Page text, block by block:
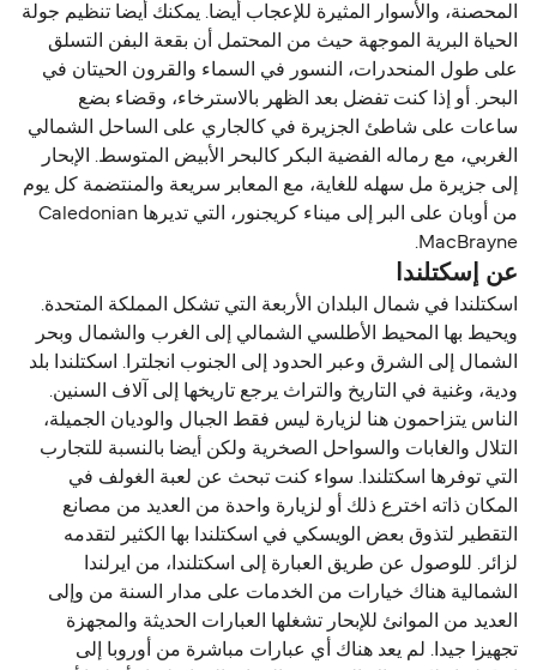
المحصنة، والأسوار المثيرة للإعجاب أيضا. يمكنك أيضا تنظيم جولة
الحياة البرية الموجهة حيث من المحتمل أن بقعة البفن التسلق
على طول المنحدرات، النسور في السماء والقرون الحيتان في
البحر. أو إذا كنت تفضل بعد الظهر بالاسترخاء، وقضاء بضع
ساعات على شاطئ الجزيرة في كالجاري على الساحل الشمالي
الغربي، مع رماله الفضية البكر كالبحر الأبيض المتوسط. الإبحار
إلى جزيرة مل سهله للغاية، مع المعابر سريعة والمنتضمة كل يوم
من أوبان على البر إلى ميناء كريجنور، التي تديرها Caledonian
MacBrayne.
عن إسكتلندا
اسكتلندا في شمال البلدان الأربعة التي تشكل المملكة المتحدة.
ويحيط بها المحيط الأطلسي الشمالي إلى الغرب والشمال وبحر
الشمال إلى الشرق وعبر الحدود إلى الجنوب انجلترا. اسكتلندا بلد
ودية، وغنية في التاريخ والتراث يرجع تاريخها إلى آلاف السنين.
الناس يتزاحمون هنا لزيارة ليس فقط الجبال والوديان الجميلة،
التلال والغابات والسواحل الصخرية ولكن أيضا بالنسبة للتجارب
التي توفرها اسكتلندا. سواء كنت تبحث عن لعبة الغولف في
المكان ذاته اخترع ذلك أو لزيارة واحدة من العديد من مصانع
التقطير لتذوق بعض الويسكي في اسكتلندا بها الكثير لتقدمه
لزائر. للوصول عن طريق العبارة إلى اسكتلندا، من ايرلندا
الشمالية هناك خيارات من الخدمات على مدار السنة من وإلى
العديد من الموانئ للإبحار تشغلها العبارات الحديثة والمجهزة
تجهيزا جيدا. لم يعد هناك أي عبارات مباشرة من أوروبا إلى